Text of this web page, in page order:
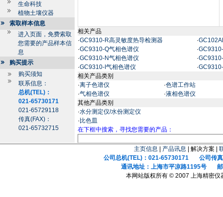
生命科技
植物土壤仪器
索取样本信息
进入页面，免费索取
您需要的产品样本信
息
购买提示
购买须知
联系信息：
总机(TEL)：
021-65730171
021-65729118
传真(FAX)：
021-65732715
相关产品
·GC9310-R高灵敏度热导检测器 ·
·GC9310-Q气相色谱仪 ·
·GC9310-N气相色谱仪 ·
·GC9310-I气相色谱仪 ·
相关产品类别
·离子色谱仪 ·色谱工作站
·气相色谱仪 ·液相色谱仪
其他产品类别
·水分测定仪/水份测定仪
· 比色皿
在下框中搜索，寻找您需要的产品：
主页信息 产品讯息 | 解决方案 |
公司总机(TEL)：021-65730171 公司传真
通讯地址：上海市平凉路1195号 邮
本网站版权所有 © 2007 上海精密仪